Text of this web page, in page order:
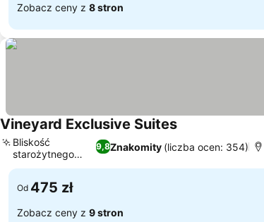
Zobacz ceny z 8 stron
Vineyard Exclusive Suites
9,8Znakomity (liczba ocen: 354)
Bliskość
starożytnego
Akrotiri
Od 475 zł
Zobacz ceny z 9 stron